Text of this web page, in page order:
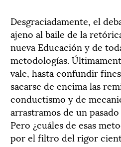
Desgraciadamente, el
ajeno al baile de la
nueva Educación y de
metodologías.
vale, hasta confundir
sacarse de encima las
conductismo y de
arrastramos de un
Pero ¿cuáles de esas
por el filtro del rigor